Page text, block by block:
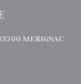
MERIGNAC